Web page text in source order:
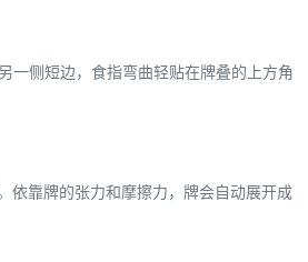
一侧短边，食指弯曲轻贴在牌叠的上方角
依靠牌的张力和摩擦力，牌会自动展开成